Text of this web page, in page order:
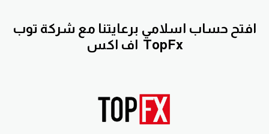
افتح حساب اسلامي برعايتنا مع شركة توب
اف اكس TopFx